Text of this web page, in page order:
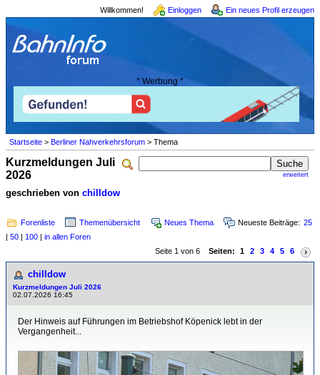
Willkommen! Einloggen Ein neues Profil erzeugen
* Werbung *
Startseite > Berliner Nahverkehrsforum > Thema
erweitert
Kurzmeldungen Juli
2026
geschrieben von chilldow
Forenliste Themenübersicht Neues Thema Neueste Beiträge: 25
| 50 | 100 | in allen Foren
Seite 1 von 6 Seiten: 1 2 3 4 5 6
chilldow
Kurzmeldungen Juli 2026
02.07.2026 16:45
Der Hinweis auf Führungen im Betriebshof Köpenick lebt in der
Vergangenheit...